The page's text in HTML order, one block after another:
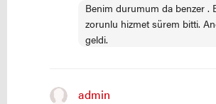
Benim durumum da benzer .
zorunlu hizmet sürem bitti.
geldi.
admin